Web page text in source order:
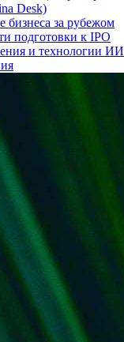
Desk)
бизнеса за рубежом
подготовки к IPO
и технологии ИИ